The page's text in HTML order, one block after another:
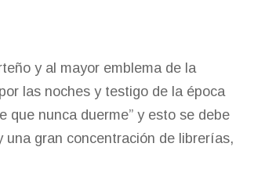
y al mayor emblema de la
las noches y testigo de la época
que nunca duerme” y esto se debe
una gran concentración de librerías,